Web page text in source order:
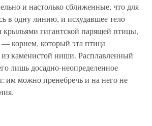
и настолько сближенные, что для
в одну линию, и исхудавшее тело
крыльями гигантской парящей птицы,
— корнем, который эта птица
из каменистой ниши. Расплавленный
лишь досадно-неопределенное
им можно пренебречь и на него не